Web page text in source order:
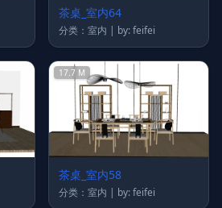
茶桌_室内64
分类：室内 | by: feifei
17.7 M
茶桌_室内58
分类：室内 | by: feifei